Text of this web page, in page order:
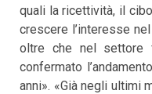
quali la ricettività, il
crescere l’interesse
oltre che nel settore
confermato
anni». «Già negli ultimi